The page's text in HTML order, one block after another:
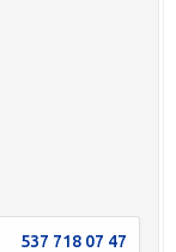
537 718 07 47